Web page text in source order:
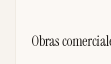
Obras